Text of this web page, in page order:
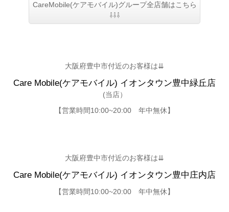
CareMobile(ケアモバイル)グループ全店舗はこちら
⇩⇩⇩
大阪府豊中市付近のお客様は⇊
Care Mobile(ケアモバイル) イオンタウン豊中緑丘店
(当店）
【営業時間10:00~20:00 年中無休】
大阪府豊中市付近のお客様は⇊
Care Mobile(ケアモバイル) イオンタウン豊中庄内店
【営業時間10:00~20:00 年中無休】